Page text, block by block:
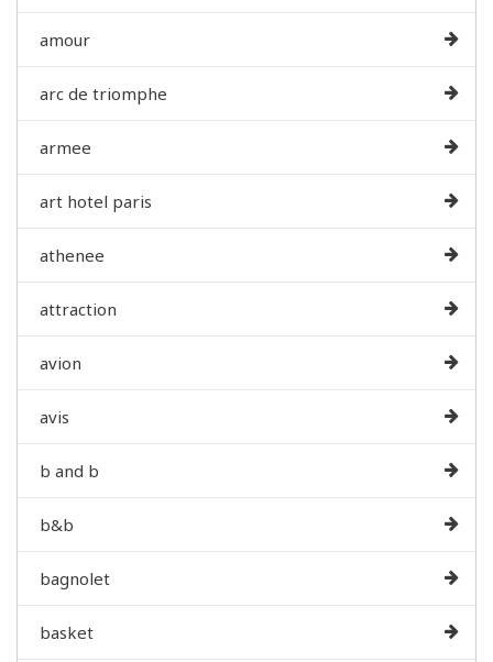
amour
arc de triomphe
armee
art hotel paris
athenee
attraction
avion
avis
b and b
b&b
bagnolet
basket